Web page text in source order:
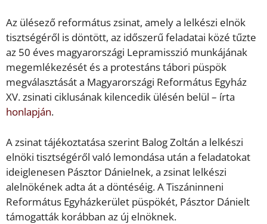
Az ülésező református zsinat, amely a lelkészi elnök
tisztségéről is döntött, az időszerű feladatai közé tűzte
az 50 éves magyarországi Lepramisszió munkájának
megemlékezését és a protestáns tábori püspök
megválasztását a Magyarországi Református Egyház
XV. zsinati ciklusának kilencedik ülésén belül – írta
honlapján.
A zsinat tájékoztatása szerint Balog Zoltán a lelkészi
elnöki tisztségéről való lemondása után a feladatokat
ideiglenesen Pásztor Dánielnek, a zsinat lelkészi
alelnökének adta át a döntéséig. A Tiszáninneni
Református Egyházkerület püspökét, Pásztor Dánielt
támogatták korábban az új elnöknek.